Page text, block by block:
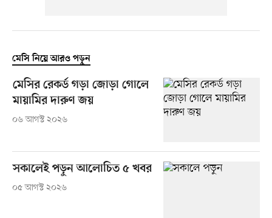
মেসি নিয়ে আরও পড়ুন
মেসির রেকর্ড গড়া জোড়া গোলে
মায়ামির দারুণ জয়
০৬ আগস্ট ২০২৬
সকালেই পড়ুন আলোচিত ৫ খবর
০৫ আগস্ট ২০২৬